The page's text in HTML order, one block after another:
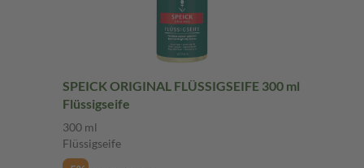
SPEICK ORIGINAL FLÜSSIGSEIFE 300 ml
Flüssigseife
300 ml
Flüssigseife